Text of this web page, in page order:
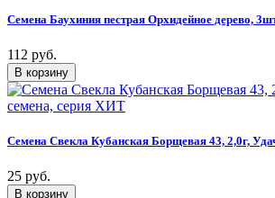
Семена Баухиния пестрая Орхидейное дерево,
112 руб.
Семена Свекла Кубанская Борщевая 43, 2,0г,
25 руб.